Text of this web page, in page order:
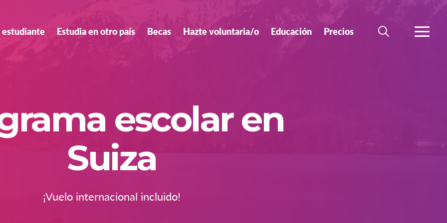
estudiante Estudia en otro país Becas Hazte voluntaria/o Educación Precios
BÚSQUEDA
MÁS
escolar en
Suiza
¡Vuelo internacional incluido!